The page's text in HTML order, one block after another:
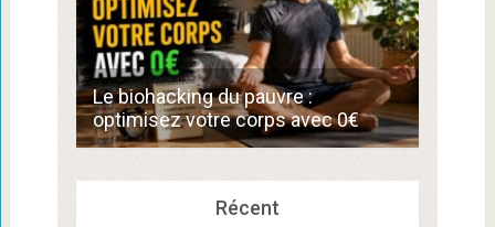
Le biohacking du pauvre :
optimisez votre corps avec 0€
Récent